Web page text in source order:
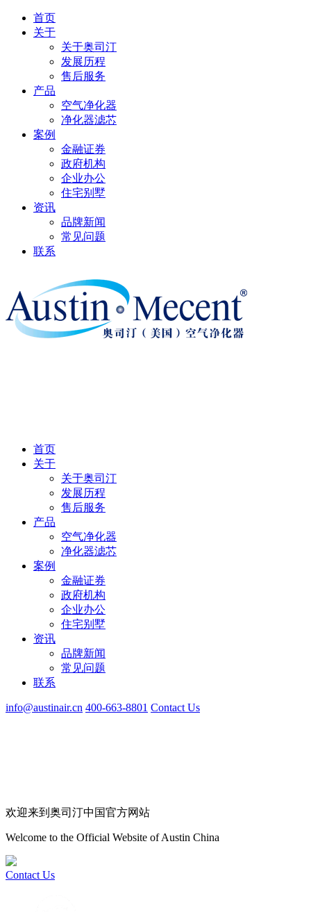
首页
关于
关于奥司汀
发展历程
售后服务
产品
空气净化器
净化器滤芯
案例
金融证券
政府机构
企业办公
住宅别墅
资讯
品牌新闻
常见问题
联系
首页
关于
关于奥司汀
发展历程
售后服务
产品
空气净化器
净化器滤芯
案例
金融证券
政府机构
企业办公
住宅别墅
资讯
品牌新闻
常见问题
联系
info@austinair.cn 400-663-8801 Contact Us
欢迎来到奥司汀中国官方网站
Welcome to the Official Website of Austin China
Contact Us